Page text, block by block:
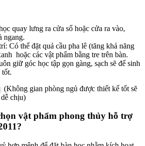
quay lưng ra cửa sổ hoặc cửa ra vào,
ngang.
Có thể đặt quả cầu pha lê (tăng khả năng
hoặc các vật phẩm bằng tre trên bàn.
giữ góc học tập gọn gàng, sạch sẽ để sinh
tốt.
(Không gian phòng ngủ được thiết kế tốt sẽ
chịu)
vật phẩm phong thủy hỗ trợ